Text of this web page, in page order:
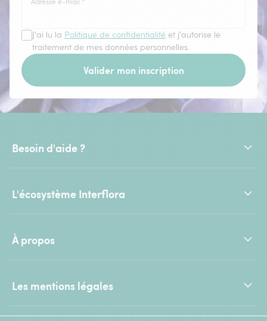
J'ai lu la Politique de confidentialité et j'autorise le
traitement de mes données personnelles.
Valider mon inscription
Besoin d'aide ?
L'écosystème Interflora
À propos
Les mentions légales